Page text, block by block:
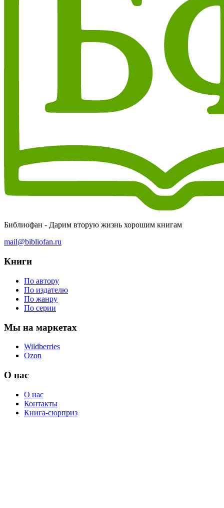
Библиофан - Дарим вторую жизнь хорошим книгам
mail@bibliofan.ru
Книги
По автору
По издателю
По жанру
По серии
Мы на маркетах
Wildberries
Ozon
О нас
О нас
Контакты
Книга-сюрприз